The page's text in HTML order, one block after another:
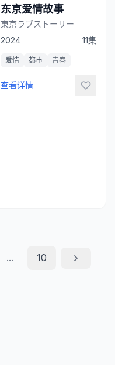
东京爱情故事
東京ラブストーリー
2024
11集
爱情 都市 青春
查看详情
... 10